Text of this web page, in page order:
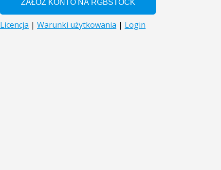
Licencja | Warunki użytkowania | Login